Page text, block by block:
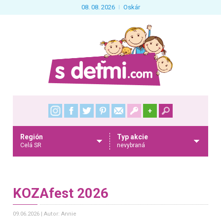
08. 08. 2026 Oskár
+
Región
Celá SR
Typ akcie
nevybraná
KOZAfest 2026
09.06.2026 Autor: Annie